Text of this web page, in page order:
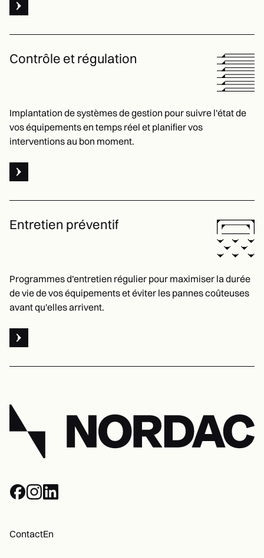
Voir Climatisation, chauffage et ventilation commerciale
Contrôle et régulation
Implantation de systèmes de gestion pour suivre l'état de
vos équipements en temps réel et planifier vos
interventions au bon moment.
Voir Contrôle et régulation
Entretien préventif
Programmes d'entretien régulier pour maximiser la durée
de vie de vos équipements et éviter les pannes coûteuses
avant qu'elles arrivent.
Voir Entretien préventif
Facebook
Instagram
Linkedin
ContactEn